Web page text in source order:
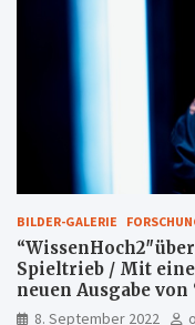
BILDER-GALERIE
Spieltrieb / Mit
neuen Ausgabe von
8. September 2022